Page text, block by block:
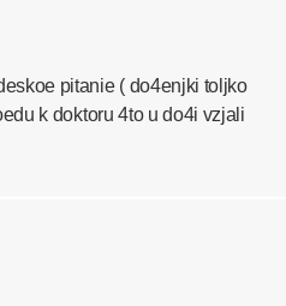
pitanie ( do4enjki toljko
k doktoru 4to u do4i vzjali